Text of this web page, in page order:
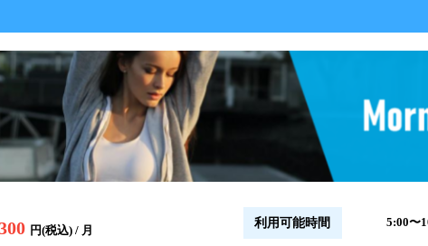
円(税込) / 月
利用可能時間 5:00〜